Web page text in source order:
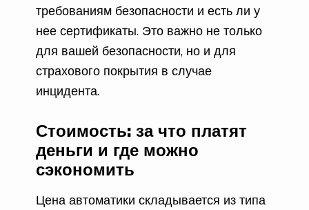
требованиям безопасности и есть ли у
нее сертификаты. Это важно не только
для вашей безопасности, но и для
страхового покрытия в случае
инцидента.
Стоимость: за что платят
деньги и где можно
сэкономить
Цена автоматики складывается из типа